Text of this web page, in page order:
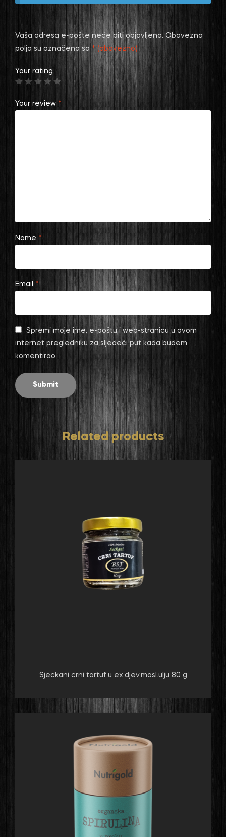
Vaša adresa e-pošte neće biti objavljena. Obavezna
polja su označena sa * (obavezno)
Your rating
Your review *
Name *
Email *
Spremi moje ime, e-poštu i web-stranicu u ovom
internet pregledniku za sljedeći put kada budem
komentirao.
Related products
Sjeckani crni tartuf u ex.djev.masl.ulju 80 g